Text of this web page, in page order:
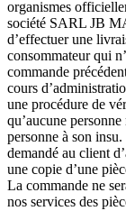
organismes
société SARL JB
d’effectuer une
consommateur qui
commande
cours
une procédure de
qu’aucune
personne à son
demandé au client
une copie d’une
La commande ne
nos services des